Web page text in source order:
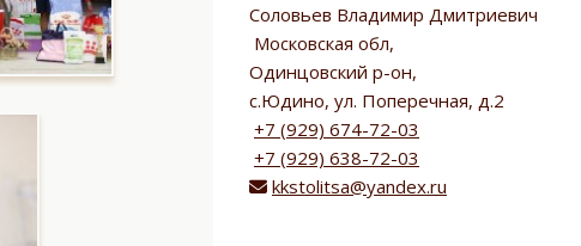
Соловьев Владимир Дмитриевич
Московская обл,
Одинцовский р-он,
с.Юдино, ул. Поперечная, д.2
+7 (929) 674-72-03
+7 (929) 638-72-03
kkstolitsa@yandex.ru